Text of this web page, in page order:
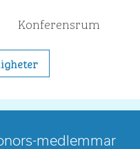
Konferensrum
medlemmar